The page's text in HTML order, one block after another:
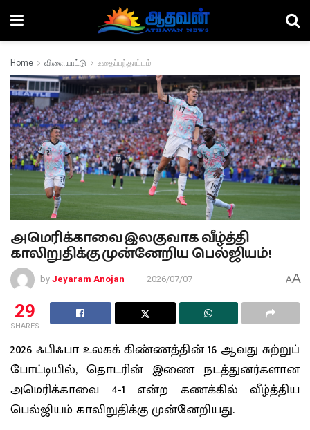
Home விளையாட்டு உதைப்பந்தாட்டம்
அமெரிக்காவை இலகுவாக வீழ்த்தி
காலிறுதிக்கு முன்னேறிய பெல்ஜியம்!
by Jeyaram Anojan 2026/07/07 AA
29
SHARES
2026 ஃபிஃபா உலகக் கிண்ணத்தின் 16 ஆவது சுற்றுப்
போட்டியில், தொடரின் இணை நடத்துனர்களான
அமெரிக்காவை 4-1 என்ற கணக்கில் வீழ்த்திய
பெல்ஜியம் காலிறுதிக்கு முன்னேறியது.